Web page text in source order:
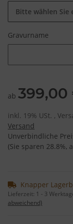
Bitte wählen Sie
Gravurname
ab 399,00
inkl. 19% USt. ,
Versand
Unverbindliche
(Sie sparen 28.8%,
Knapper
Lieferzeit: 1 - 3
abweichend)